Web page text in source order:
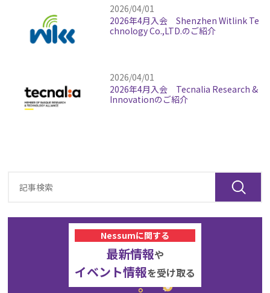
2026/04/01
2026年4月入会 Shenzhen Witlink Te
chnology Co.,LTD.のご紹介
2026/04/01
2026年4月入会 Tecnalia Research &
Innovationのご紹介
Nessumに関する
最新情報や
イベント情報を受け取る